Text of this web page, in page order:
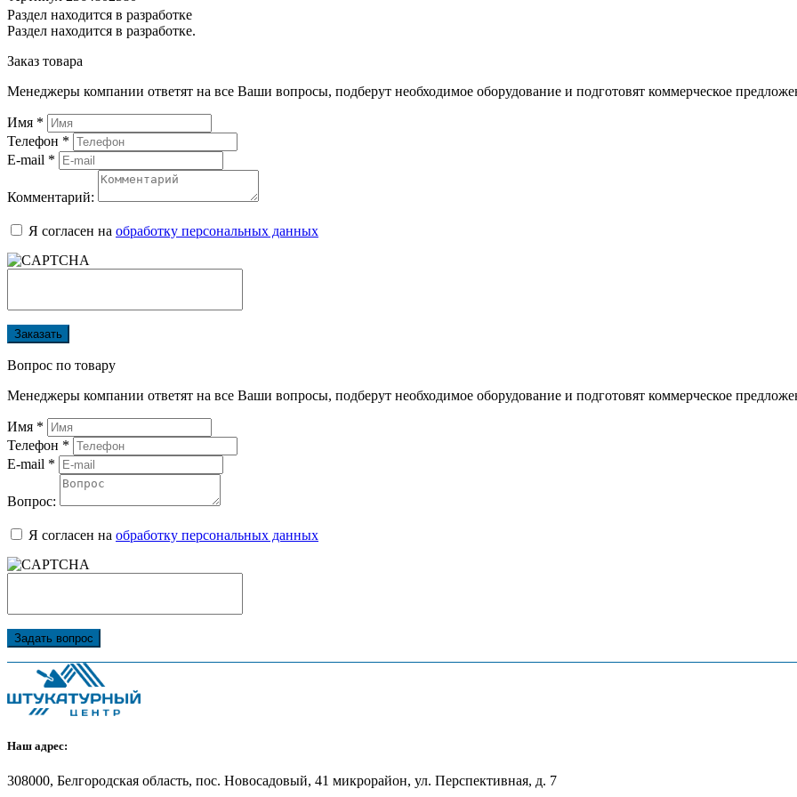
Раздел находится в разработке
Раздел находится в разработке.
Заказ товара
Менеджеры компании ответят на все Ваши вопросы, подберут необходимое оборудование и подготовят коммерческое
Имя *
Телефон *
E-mail *
Комментарий:
Я согласен на обработку персональных данных
Заказать
Вопрос по товару
Менеджеры компании ответят на все Ваши вопросы, подберут необходимое оборудование и подготовят коммерческое
Имя *
Телефон *
E-mail *
Вопрос:
Я согласен на обработку персональных данных
Задать вопрос
Наш адрес:
308000, Белгородская область, пос. Новосадовый, 41 микрорайон, ул. Перспективная, д. 7